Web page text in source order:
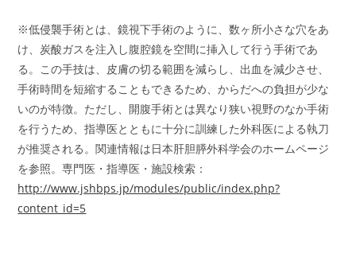
※低侵襲手術とは、鏡視下手術のように、数ヶ所小さな穴をあ
け、炭酸ガスを注入し腹腔鏡を空間に挿入して行う手術であ
る。この手技は、皮膚の切る範囲を減らし、出血を減少させ、
手術時間を短縮することもできるため、からだへの負担が少な
いのが特徴。ただし、開腹手術とは異なり狭い視野のなか手術
を行うため、指導医とともに十分に訓練した外科医による執刀
が推奨される。関連情報は日本肝胆膵外科学会のホームページ
を参照。専門医・指導医・施設検索：
http://www.jshbps.jp/modules/public/index.php?
content_id=5